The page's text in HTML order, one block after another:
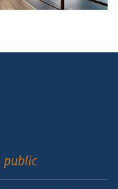
public